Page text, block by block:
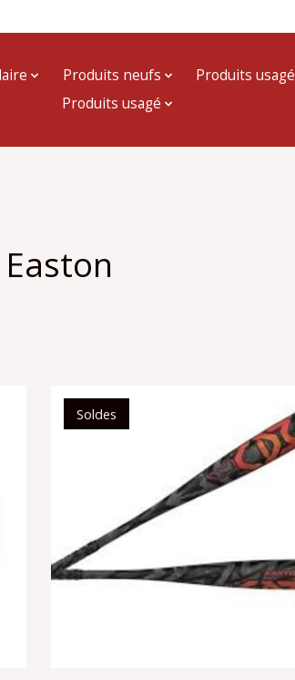
Produits neufs Produits usagé
Produits usagé
Easton
Soldes